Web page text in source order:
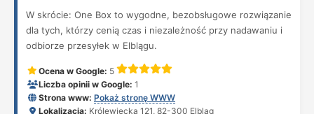
W skrócie: One Box to wygodne, bezobsługowe rozwiązanie
dla tych, którzy cenią czas i niezależność przy nadawaniu i
odbiorze przesyłek w Elblągu.
Ocena w Google: 5
Liczba opinii w Google: 1
Strona www: Pokaż stronę WWW
Lokalizacja: Królewiecka 121, 82-300 Elbląg